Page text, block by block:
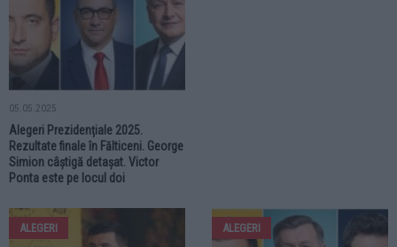
05.05.2025
Alegeri Prezidențiale 2025.
Rezultate finale în Fălticeni. George
Simion câștigă detașat. Victor
Ponta este pe locul doi
ALEGERI ALEGERI